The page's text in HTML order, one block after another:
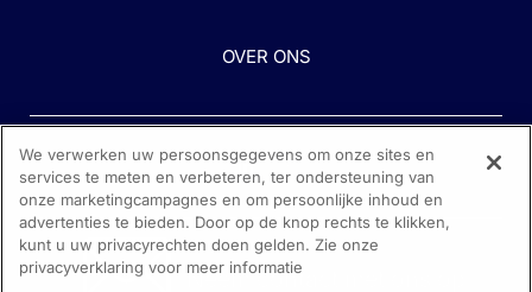
OVER ONS
Heeft u hulp nodig?
Neem contact met ons op
We verwerken uw persoonsgegevens om onze sites en
services te meten en verbeteren, ter ondersteuning van
onze marketingcampagnes en om persoonlijke inhoud en
advertenties te bieden. Door op de knop rechts te klikken,
kunt u uw privacyrechten doen gelden. Zie onze
privacyverklaring voor meer informatie